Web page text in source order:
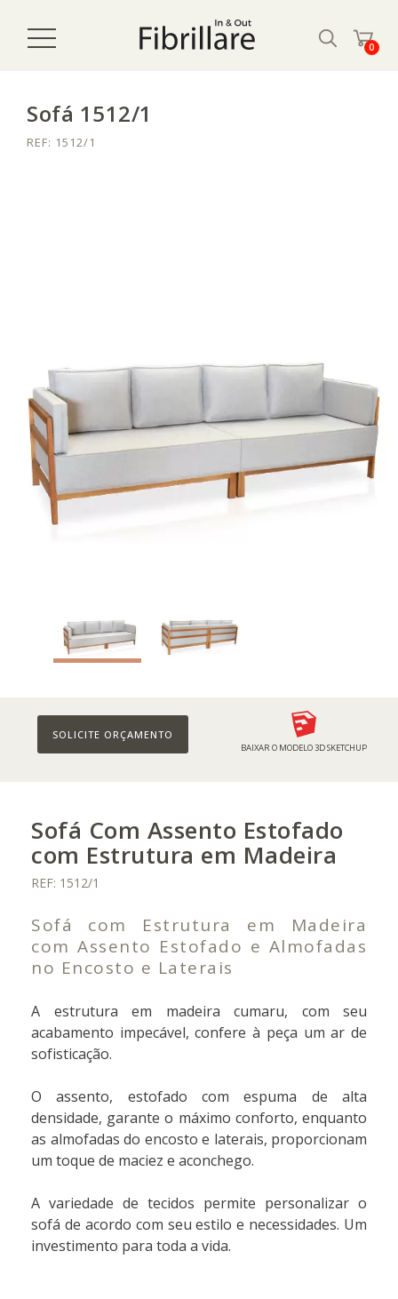
0
Sofá 1512/1
REF: 1512/1
SOLICITE ORÇAMENTO
BAIXAR O MODELO 3D SKETCHUP
Sofá Com Assento Estofado
com Estrutura em Madeira
REF: 1512/1
Sofá com Estrutura em Madeira
com Assento Estofado e Almofadas
no Encosto e Laterais
A estrutura em madeira cumaru, com seu
acabamento impecável, confere à peça um ar de
sofisticação.
O assento, estofado com espuma de alta
densidade, garante o máximo conforto, enquanto
as almofadas do encosto e laterais, proporcionam
um toque de maciez e aconchego.
A variedade de tecidos permite personalizar o
sofá de acordo com seu estilo e necessidades. Um
investimento para toda a vida.